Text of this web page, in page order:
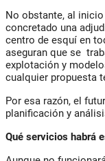
No obstante, al
concretado una
centro de esquí en
aseguran que se
explotación y
cualquier propuesta
Por esa razón, el
planificación y
Qué servicios habrá